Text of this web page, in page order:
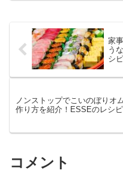
家
う
シピ
ノンストップでこいのぼりオ
作り方を紹介！ESSEのレシピ
コメント